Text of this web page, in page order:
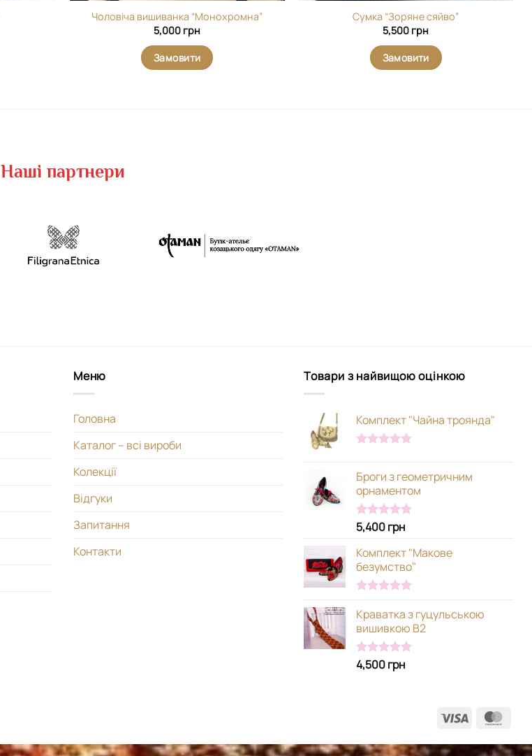
Чоловіча вишиванка “Монохромна”
5,000 грн
Замовити
Сумка “Зоряне сяйво”
5,500 грн
Замовити
Наші партнери
Меню
Головна
Каталог – всі вироби
Колекції
Відгуки
Запитання
Контакти
Товари з найвищою оцінкою
Комплект "Чайна троянда"
Броги з геометричним
орнаментом
Оцінено в
з 5
5,400грн
Комплект "Макове
безумство"
5.00з 5
Краватка з гуцульською
вишивкою В2
Оцінено в
з 5
4,500грн
Visa